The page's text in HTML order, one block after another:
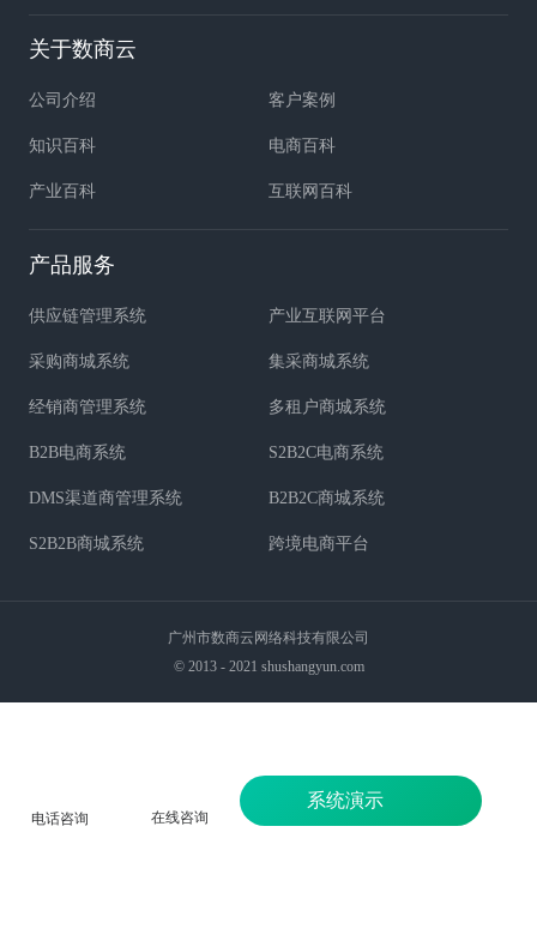
关于数商云
公司介绍 客户案例
知识百科 电商百科
产业百科 互联网百科
产品服务
供应链管理系统 产业互联网平台
采购商城系统 集采商城系统
经销商管理系统 多租户商城系统
B2B电商系统 S2B2C电商系统
DMS渠道商管理系统 B2B2C商城系统
S2B2B商城系统 跨境电商平台
广州市数商云网络科技有限公司
© 2013 - 2021 shushangyun.com
电话咨询 在线咨询
系统演示